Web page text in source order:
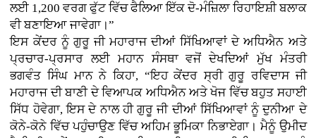
ਲਈ 1,200 ਵਰਗ ਫੁੱਟ ਵਿੱਚ ਫੈਲਿਆ ਇੱਕ ਦੋ-ਮੰਜ਼ਿਲਾ ਰਿਹਾਇਸ਼ੀ ਬਲਾਕ
ਵੀ ਬਣਾਇਆ ਜਾਵੇਗਾ।”
ਇਸ ਕੇਂਦਰ ਨੂੰ ਗੁਰੂ ਜੀ ਮਹਾਰਾਜ ਦੀਆਂ ਸਿੱਖਿਆਵਾਂ ਦੇ ਅਧਿਐਨ ਅਤੇ
ਪ੍ਰਚਾਰ-ਪ੍ਰਸਾਰ ਲਈ ਮਹਾਨ ਸੰਸਥਾ ਵਜੋਂ ਦੇਖਦਿਆਂ ਮੁੱਖ ਮੰਤਰੀ
ਭਗਵੰਤ ਸਿੰਘ ਮਾਨ ਨੇ ਕਿਹਾ, “ਇਹ ਕੇਂਦਰ ਸ੍ਰੀ ਗੁਰੂ ਰਵਿਦਾਸ ਜੀ
ਮਹਾਰਾਜ ਦੀ ਬਾਣੀ ਦੇ ਵਿਆਪਕ ਅਧਿਐਨ ਅਤੇ ਖੋਜ ਵਿੱਚ ਬਹੁਤ ਸਹਾਈ
ਸਿੱਧ ਹੋਵੇਗਾ, ਇਸ ਦੇ ਨਾਲ ਹੀ ਗੁਰੂ ਜੀ ਦੀਆਂ ਸਿੱਖਿਆਵਾਂ ਨੂੰ ਦੁਨੀਆ ਦੇ
ਕੋਨੇ-ਕੋਨੇ ਵਿੱਚ ਪਹੁੰਚਾਉਣ ਵਿੱਚ ਅਹਿਮ ਭੂਮਿਕਾ ਨਿਭਾਏਗਾ। ਮੈਨੂੰ ਉਮੀਦ